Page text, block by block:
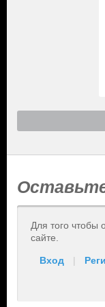
Для того чтобы
сайте.
Вход |